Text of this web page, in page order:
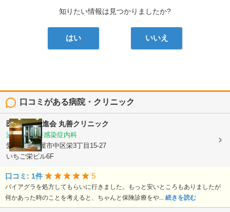
知りたい情報は見つかりましたか?
はい いいえ
口コミがある病院・クリニック
医療法人正進会 丸善クリニック
泌尿器科, 性感染症内科
愛知県名古屋市中区栄3丁目15-27
いちご栄ビル6F
口コミ: 1件 5
バイアグラを処方してもらいに行きました。もっと安いところもありましたが
何かあった時のことを考えると、ちゃんと保険診療をや... 続きを読む